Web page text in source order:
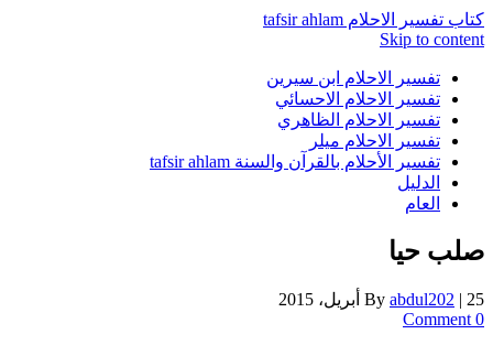
كتاب تفسير الاحلام tafsir ahlam
Skip to content
تفسير الاحلام ابن سيرين
تفسير الاحلام الاحسائي
تفسير الاحلام الظاهري
تفسير الاحلام ميلر
تفسير الأحلام بالقرآن والسنة tafsir ahlam
الدليل
العام
صلب حيا
By abdul202 | 25 أبريل، 2015
0 Comment